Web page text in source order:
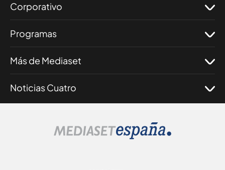
Corporativo
Programas
Más de Mediaset
Noticias Cuatro